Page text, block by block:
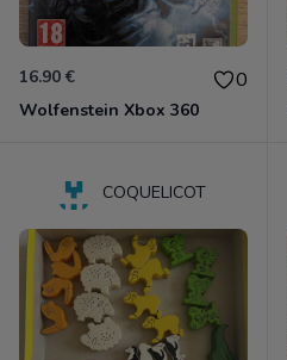
16.90 € 0
Wolfenstein Xbox 360
COQUELICOT